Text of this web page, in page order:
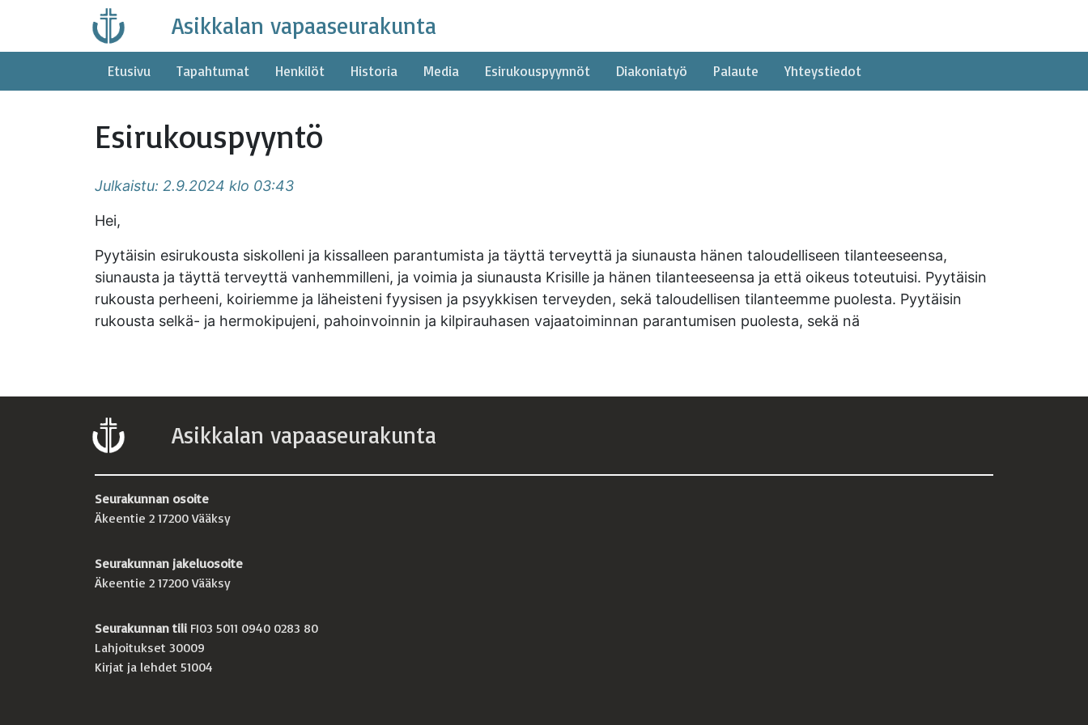
content
Asikkalan vapaaseurakunta
Etusivu Tapahtumat Henkilöt Historia Media Esirukouspyynnöt Diakoniatyö Palaute Yhteystiedot
Esirukouspyyntö
Julkaistu: 2.9.2024 klo 03:43
Hei,
Pyytäisin esirukousta siskolleni ja kissalleen parantumista ja täyttä terveyttä ja siunausta hänen taloudelliseen tilanteeseensa,
siunausta ja täyttä terveyttä vanhemmilleni, ja voimia ja siunausta Krisille ja hänen tilanteeseensa ja että oikeus toteutuisi. Pyytäisin
rukousta perheeni, koiriemme ja läheisteni fyysisen ja psyykkisen terveyden, sekä taloudellisen tilanteemme puolesta. Pyytäisin
rukousta selkä- ja hermokipujeni, pahoinvoinnin ja kilpirauhasen vajaatoiminnan parantumisen puolesta, sekä nä
Asikkalan vapaaseurakunta
Seurakunnan osoite
Äkeentie 2 17200 Vääksy
Seurakunnan jakeluosoite
Äkeentie 2 17200 Vääksy
Seurakunnan tili FI03 5011 0940 0283 80
Lahjoitukset 30009
Kirjat ja lehdet 51004